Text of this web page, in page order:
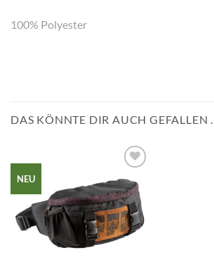
100% Polyester
DAS KÖNNTE DIR AUCH GEFALLEN …
NEU
Add to
wishlist